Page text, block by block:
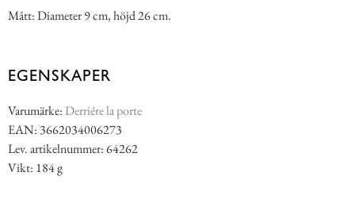
Mått: Diameter 9 cm, höjd 26 cm.
EGENSKAPER
Varumärke: Derriére la porte
EAN: 3662034006273
Lev. artikelnummer: 64262
Vikt: 184 g